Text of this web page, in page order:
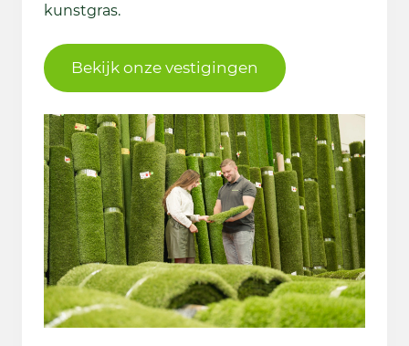
kunstgras.
Bekijk onze vestigingen